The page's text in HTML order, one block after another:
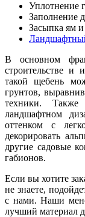
Уплотнение
Заполнение
Засыпка ям и
В основном
строительстве и
такой щебень
грунтов,
техники.
ландшафтном
оттенком с
декорировать
другие садовые
габионов.
Если вы хотите
не знаете,
с нами. Наши
лучший материал